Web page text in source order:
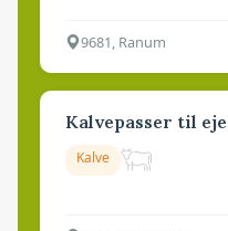
9681, Ranum
Kalvepasser til
Kalve